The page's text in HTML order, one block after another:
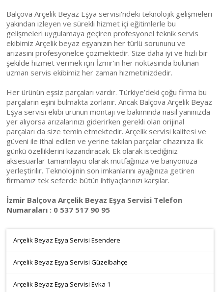
Balçova Arçelik Beyaz Eşya servisi'ndeki teknolojik gelişmeleri
yakından izleyen ve sürekli hizmet içi eğitimlerle bu
gelişmeleri uygulamaya geçiren profesyonel teknik servis
ekibimiz Arçelik beyaz eşyanızın her türlü sorununu ve
arızasını profesyonelce çözmektedir. Size daha iyi ve hızlı bir
şekilde hizmet vermek için İzmir'in her noktasında bulunan
uzman servis ekibimiz her zaman hizmetinizdedir.
Her ürünün eşsiz parçaları vardır. Türkiye’deki çoğu firma bu
parçaların eşini bulmakta zorlanır. Ancak Balçova Arçelik Beyaz
Eşya servisi ekibi ürünün montajı ve bakımında nasıl yanınızda
yer alıyorsa arızalarınızı giderirken gerekli olan orijinal
parçaları da size temin etmektedir. Arçelik servisi kalitesi ve
güveni ile ithal edilen ve yerine takılan parçalar cihazınıza ilk
günkü özelliklerini kazandıracak. Ek olarak istediğiniz
aksesuarlar tamamlayıcı olarak mutfağınıza ve banyonuza
yerleştirilir. Teknolojinin son imkanlarını ayağınıza getiren
firmamız tek seferde bütün ihtiyaçlarınızı karşılar.
İzmir Balçova Arçelik Beyaz Eşya Servisi Telefon
Numaraları : 0 537 517 90 95
Arçelik Beyaz Eşya Servisi Esendere
Arçelik Beyaz Eşya Servisi Güzelbahçe
Arçelik Beyaz Eşya Servisi Evka 1